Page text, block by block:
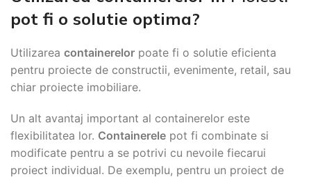
pot fi o solutie optima?
Utilizarea containerelor poate fi o solutie eficienta
pentru proiecte de constructii, evenimente, retail, sau
chiar proiecte imobiliare.
Un alt avantaj important al containerelor este
flexibilitatea lor. Containerele pot fi combinate si
modificate pentru a se potrivi cu nevoile fiecarui
proiect individual. De exemplu, pentru un proiect de